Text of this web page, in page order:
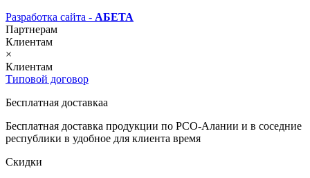
Разработка сайта - АБЕТА
Партнерам
Клиентам
×
Клиентам
Типовой договор
Бесплатная доставкаа
Бесплатная доставка продукции по РСО-Алании и в соседние
республики в удобное для клиента время
Скидки